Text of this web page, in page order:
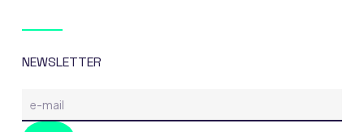
NEWSLETTER